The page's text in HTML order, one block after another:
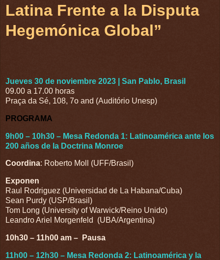
Latina Frente a la Disputa
Hegemónica Global”
Jueves 30 de noviembre 2023 | San Pablo, Brasil
09.00 a 17.00 horas
Praça da Sé, 108, 7o and (Auditório Unesp)
PROGRAMA
9h00 – 10h30 – Mesa Redonda 1: Latinoamérica ante los
200 años de la Doctrina Monroe
Coordina: Roberto Moll (UFF/Brasil)
Exponen
Raul Rodriguez (Universidad de La Habana/Cuba)
Sean Purdy (USP/Brasil)
Tom Long (University of Warwick/Reino Unido)
Leandro Ariel Morgenfeld (UBA/Argentina)
10h30 – 11h00 am – Pausa
11h00 – 12h30 – Mesa Redonda 2: Latinoamérica y la